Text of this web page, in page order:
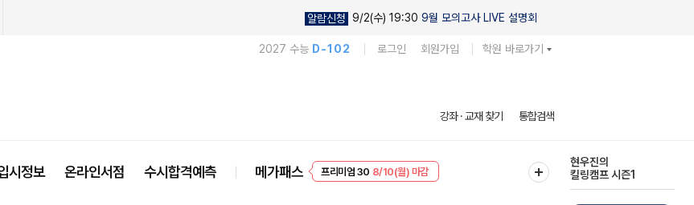
알람신청 9/2(수) 19:30 9월 모의고사 LIVE 설명회
2027 수능 D-102 로그인 회원가입 학원 바로가기
강좌 · 교재 찾기 통합검색
시정보 온라인서점 수시합격예측 메가패스
프리미엄 30 8/10(월) 마감
현우진의
킬링캠프 시즌1